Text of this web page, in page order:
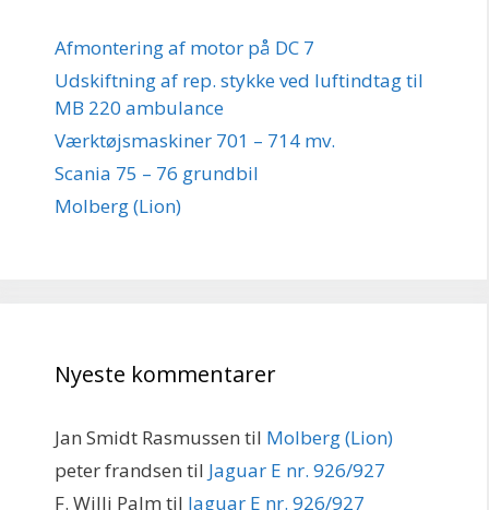
Afmontering af motor på DC 7
Udskiftning af rep. stykke ved luftindtag til
MB 220 ambulance
Værktøjsmaskiner 701 – 714 mv.
Scania 75 – 76 grundbil
Molberg (Lion)
Nyeste kommentarer
Jan Smidt Rasmussen til Molberg (Lion)
peter frandsen til Jaguar E nr. 926/927
F. Willi Palm til Jaguar E nr. 926/927